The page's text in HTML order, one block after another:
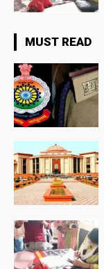
MUST READ